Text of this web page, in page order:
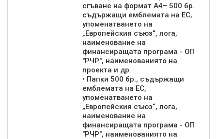
сгъване на формат А4– 500 бр.
съдържащи емблемата на ЕС,
упоменатването на
„Европейския съюз“, лога,
наименование на
финансиращата програма - ОП
"РЧР", наименованиято на
проекта и др.
• Папки 500 бр., съдържащи
емблемата на ЕС,
упоменатването на
„Европейския съюз“, лога,
наименование на
финансиращата програма - ОП
"РЧР", наименованиято на